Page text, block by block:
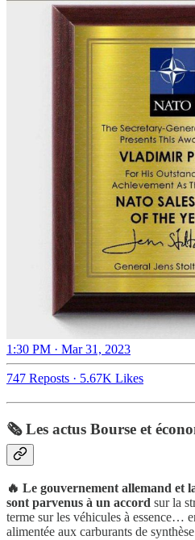
1:30 PM · Mar 31, 2023
747 Reposts · 5.67K Likes
🗞️ Les actus Bourse et
🔥 Le gouvernement allemand et
sont parvenus à un accord sur la
terme sur les véhicules à essence…
alimentée aux carburants de